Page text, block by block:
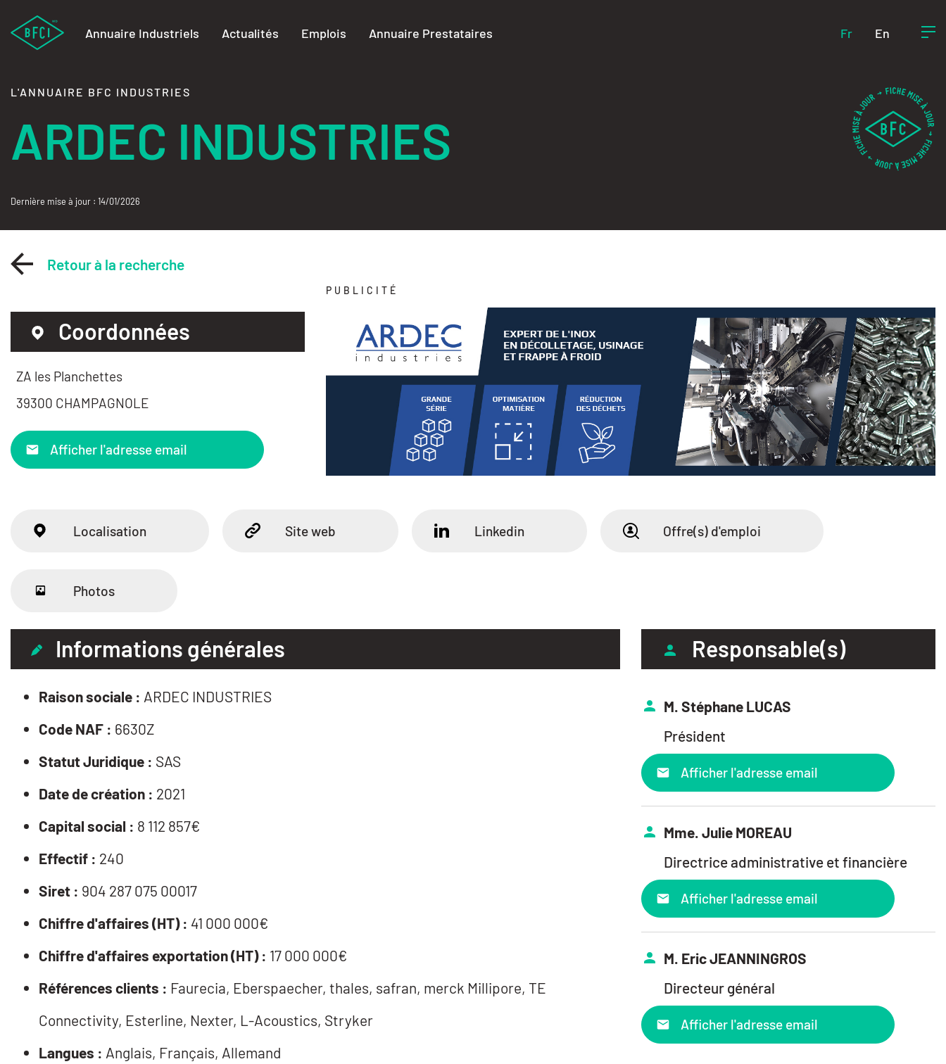
Annuaire Industriels Actualités Emplois Annuaire Prestataires Fr En
L'ANNUAIRE BFC INDUSTRIES
ARDEC INDUSTRIES
Dernière mise à jour : 14/01/2026
Retour à la recherche
Coordonnées
ZA les Planchettes
39300 CHAMPAGNOLE
Afficher l'adresse email
PUBLICITÉ
Localisation Site web Linkedin Offre(s) d'emploi
Photos
Informations générales
Raison sociale : ARDEC INDUSTRIES
Code NAF : 6630Z
Statut Juridique : SAS
Date de création : 2021
Capital social : 8 112 857€
Effectif : 240
Siret : 904 287 075 00017
Chiffre d'affaires (HT) : 41 000 000€
Chiffre d'affaires exportation (HT) : 17 000 000€
Références clients : Faurecia, Eberspaecher, thales, safran, merck Millipore, TE
Connectivity, Esterline, Nexter, L-Acoustics, Stryker
Langues : Anglais, Français, Allemand
Responsable(s)
M. Stéphane LUCAS
Président
Afficher l'adresse email
Mme. Julie MOREAU
Directrice administrative et financière
Afficher l'adresse email
M. Eric JEANNINGROS
Directeur général
Afficher l'adresse email